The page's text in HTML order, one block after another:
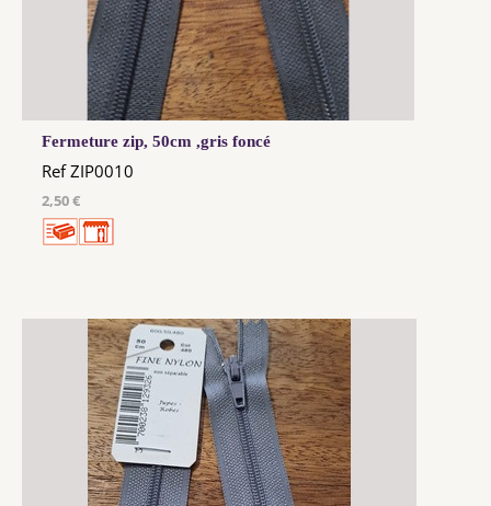
Fermeture zip, 50cm ,gris foncé
Ref ZIP0010
2,50 €